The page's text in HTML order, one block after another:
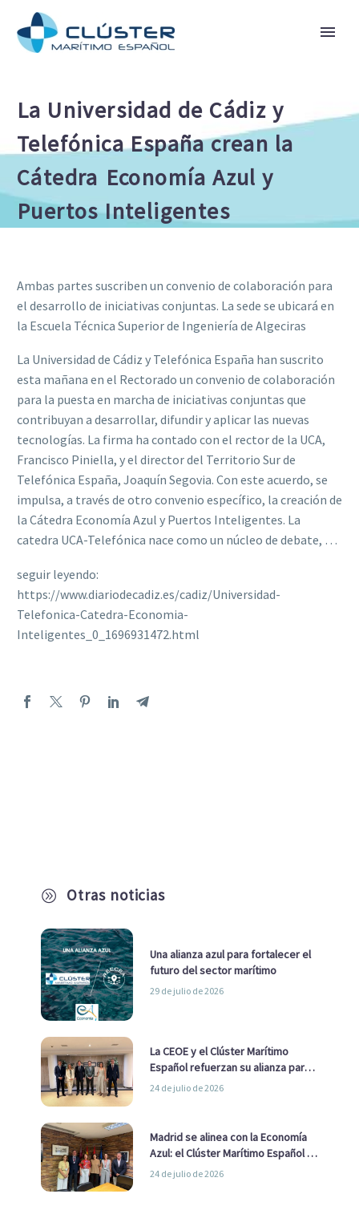
La Universidad de Cádiz y
Telefónica España crean la
Cátedra Economía Azul y
Puertos Inteligentes
A Otras noticias
Una alianza azul para fortalecer el
futuro del sector marítimo
29 de julio de 2026
La CEOE y el Clúster Marítimo
Español refuerzan su alianza para
impulsar una estrategia Nacional
24 de julio de 2026
Madrid se alinea con la Economía
Azul: el Clúster Marítimo Español y
la Real Liga Naval avanzan alianzas
24 de julio de 2026
Ambas partes suscriben un convenio de colaboración para
el desarrollo de iniciativas conjuntas. La sede se ubicará en
la Escuela Técnica Superior de Ingeniería de Algeciras
La Universidad de Cádiz y Telefónica España han suscrito
esta mañana en el Rectorado un convenio de colaboración
para la puesta en marcha de iniciativas conjuntas que
contribuyan a desarrollar, difundir y aplicar las nuevas
tecnologías. La firma ha contado con el rector de la UCA,
Francisco Piniella, y el director del Territorio Sur de
Telefónica España, Joaquín Segovia. Con este acuerdo, se
impulsa, a través de otro convenio específico, la creación de
la Cátedra Economía Azul y Puertos Inteligentes. La
catedra UCA-Telefónica nace como un núcleo de debate, …
seguir leyendo:
https://www.diariodecadiz.es/cadiz/Universidad-
Telefonica-Catedra-Economia-
Inteligentes_0_1696931472.html